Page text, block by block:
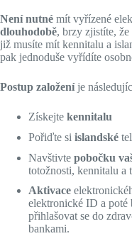
Není nutné mít vyřízené
dlouhodobě, brzy zjistíte,
již musíte mít kennitalu a
pak jednoduše vyřídíte
Postup založeníje
Získejte kennitalu
Pořiďte si islandské
Navštivte pobočku
totožnosti, kennitalu a
Aktivace
elektronické ID a poté
přihlašovat se do
bankami.